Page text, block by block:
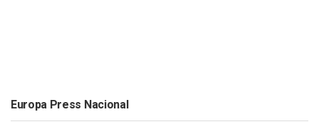
Europa Press Nacional